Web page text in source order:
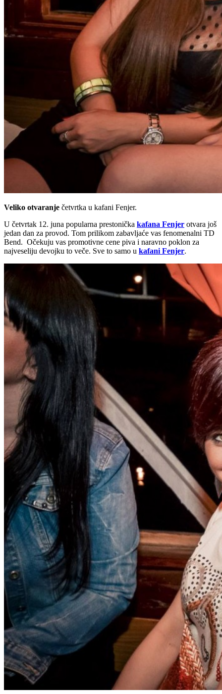
Veliko otvaranje četvrtka u kafani Fenjer.
U četvrtak 12. juna popularna prestonička kafana Fenjer otvara još
jedan dan za provod. Tom prilikom zabavljaće vas fenomenalni TD
Bend. Očekuju vas promotivne cene piva i naravno poklon za
najveseliju devojku to veče. Sve to samo u kafani Fenjer.